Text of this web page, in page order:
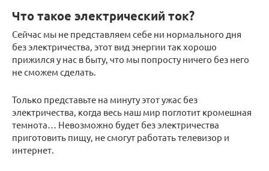
Что такое электрический ток?
Сейчас мы не представляем себе ни нормального дня
без электричества, этот вид энергии так хорошо
прижился у нас в быту, что мы попросту ничего без него
не сможем сделать.
Только представьте на минуту этот ужас без
электричества, когда весь наш мир поглотит кромешная
темнота… Невозможно будет без электричества
приготовить пищу, не смогут работать телевизор и
интернет.